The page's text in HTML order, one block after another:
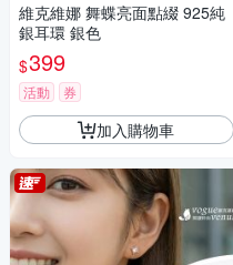
維克維娜 舞蝶亮面點綴 925純
銀耳環 銀色
$399
活動 券
加入購物車